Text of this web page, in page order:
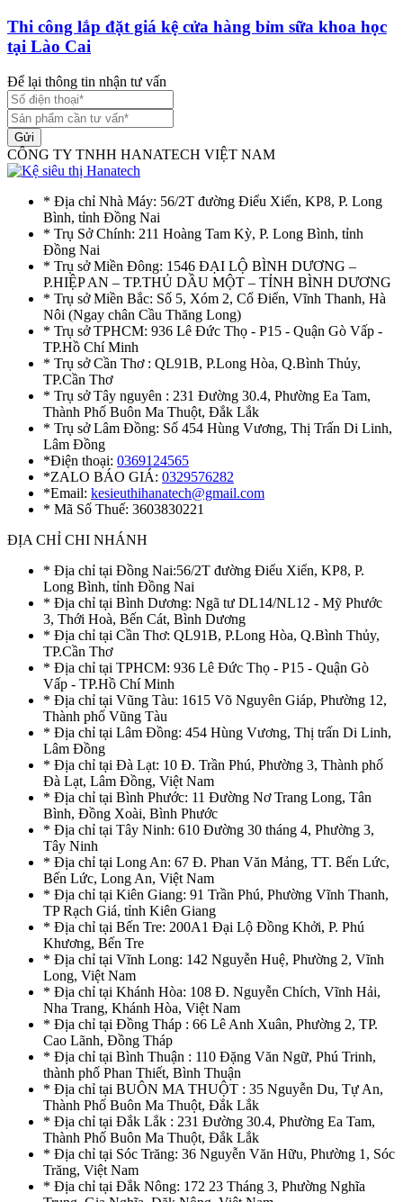
Thi công lắp đặt giá kệ cửa hàng bỉm sữa khoa học
tại Lào Cai
Để lại thông tin nhận tư vấn
Gửi
CÔNG TY TNHH HANATECH VIỆT NAM
* Địa chỉ Nhà Máy: 56/2T đường Điểu Xiển, KP8, P. Long
Bình, tỉnh Đồng Nai
* Trụ Sở Chính: 211 Hoàng Tam Kỳ, P. Long Bình, tỉnh
Đồng Nai
* Trụ sở Miền Đông: 1546 ĐẠI LỘ BÌNH DƯƠNG –
P.HIỆP AN – TP.THỦ DẦU MỘT – TỈNH BÌNH DƯƠNG
* Trụ sở Miền Bắc: Số 5, Xóm 2, Cổ Điển, Vĩnh Thanh, Hà
Nôi (Ngay chân Cầu Thăng Long)
* Trụ sở TPHCM: 936 Lê Đức Thọ - P15 - Quận Gò Vấp -
TP.Hồ Chí Minh
* Trụ sở Cần Thơ : QL91B, P.Long Hòa, Q.Bình Thủy,
TP.Cần Thơ
* Trụ sở Tây nguyên : 231 Đường 30.4, Phường Ea Tam,
Thành Phố Buôn Ma Thuột, Đắk Lắk
* Trụ sở Lâm Đồng: Số 454 Hùng Vương, Thị Trấn Di Linh,
Lâm Đồng
*Điện thoại: 0369124565
*ZALO BÁO GIÁ: 0329576282
*Email: kesieuthihanatech@gmail.com
* Mã Số Thuế: 3603830221
ĐỊA CHỈ CHI NHÁNH
* Địa chỉ tại Đồng Nai:56/2T đường Điểu Xiển, KP8, P.
Long Bình, tỉnh Đồng Nai
* Địa chỉ tại Bình Dương: Ngã tư DL14/NL12 - Mỹ Phước
3, Thới Hoà, Bến Cát, Bình Dương
* Địa chỉ tại Cần Thơ: QL91B, P.Long Hòa, Q.Bình Thủy,
TP.Cần Thơ
* Địa chỉ tại TPHCM: 936 Lê Đức Thọ - P15 - Quận Gò
Vấp - TP.Hồ Chí Minh
* Địa chỉ tại Vũng Tàu: 1615 Võ Nguyên Giáp, Phường 12,
Thành phố Vũng Tàu
* Địa chỉ tại Lâm Đồng: 454 Hùng Vương, Thị trấn Di Linh,
Lâm Đồng
* Địa chỉ tại Đà Lạt: 10 Đ. Trần Phú, Phường 3, Thành phố
Đà Lạt, Lâm Đồng, Việt Nam
* Địa chỉ tại Bình Phước: 11 Đường Nơ Trang Long, Tân
Bình, Đồng Xoài, Bình Phước
* Địa chỉ tại Tây Ninh: 610 Đường 30 tháng 4, Phường 3,
Tây Ninh
* Địa chỉ tại Long An: 67 Đ. Phan Văn Mảng, TT. Bến Lức,
Bến Lức, Long An, Việt Nam
* Địa chỉ tại Kiên Giang: 91 Trần Phú, Phường Vĩnh Thanh,
TP Rạch Giá, tỉnh Kiên Giang
* Địa chỉ tại Bến Tre: 200A1 Đại Lộ Đồng Khởi, P. Phú
Khương, Bến Tre
* Địa chỉ tại Vĩnh Long: 142 Nguyễn Huệ, Phường 2, Vĩnh
Long, Việt Nam
* Địa chỉ tại Khánh Hòa: 108 Đ. Nguyễn Chích, Vĩnh Hải,
Nha Trang, Khánh Hòa, Việt Nam
* Địa chỉ tại Đồng Tháp : 66 Lê Anh Xuân, Phường 2, TP.
Cao Lãnh, Đồng Tháp
* Địa chỉ tại Bình Thuận : 110 Đặng Văn Ngữ, Phú Trinh,
thành phố Phan Thiết, Bình Thuận
* Địa chỉ tại BUÔN MA THUỘT : 35 Nguyễn Du, Tự An,
Thành Phố Buôn Ma Thuột, Đắk Lắk
* Địa chỉ tại Đắk Lắk : 231 Đường 30.4, Phường Ea Tam,
Thành Phố Buôn Ma Thuột, Đắk Lắk
* Địa chỉ tại Sóc Trăng: 36 Nguyễn Văn Hữu, Phường 1, Sóc
Trăng, Việt Nam
* Địa chỉ tại Đắk Nông: 172 23 Tháng 3, Phường Nghĩa